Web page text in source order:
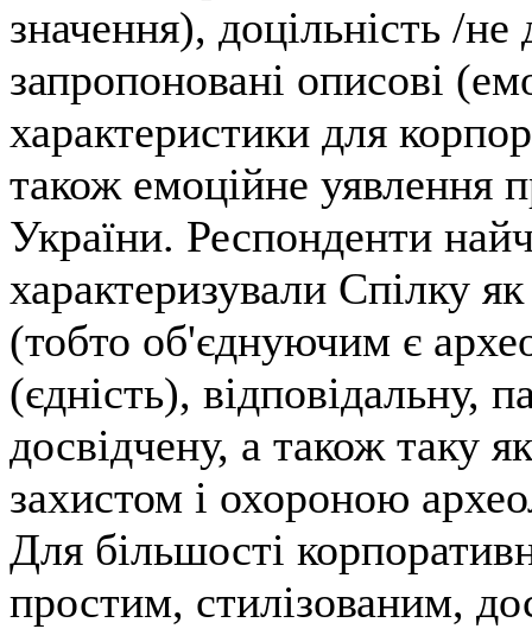
значення), доцільність /не
запропоновані описові
характеристики для
також емоційне уявлення
України. Респонденти
характеризували Спілку
(тобто об'єднуючим є
(єдність), відповідальну,
досвідчену, а також таку
захистом і охороною
Для більшості
простим, стилізованим,